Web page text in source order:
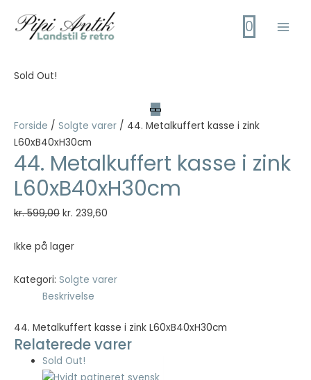
indholdet
0
Sold Out!
Forside / Solgte varer / 44. Metalkuffert kasse i zink
L60xB40xH30cm
44. Metalkuffert kasse i zink
L60xB40xH30cm
kr.599,00 Den
pris
kr. 599,00.
kr. 239,60
kr. 239,60.
Ikke på lager
Kategori: Solgte varer
Beskrivelse
44. Metalkuffert kasse i zink L60xB40xH30cm
Relaterede varer
Sold Out!
Nødvendig
Nødvendige
cookies hjælper